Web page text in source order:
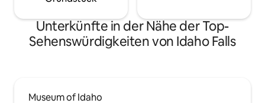
Unterkünfte in der Nähe der Top-
Sehenswürdigkeiten von Idaho Falls
Museum of Idaho